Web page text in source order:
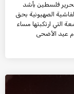
فلسطين بأشد
الصهيونية بحق
التي ارتكبتها مساء
عيد الأضحى